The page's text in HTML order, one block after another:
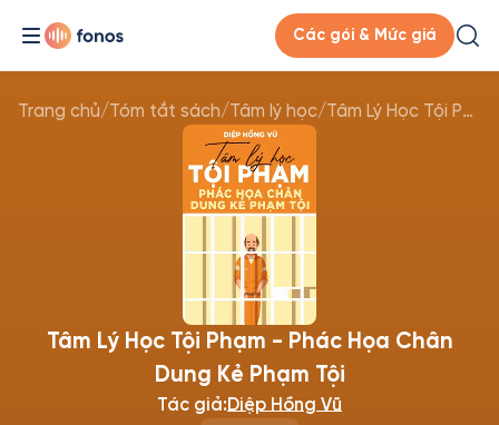
Các gói & Mức giá
Trang chủ/Tóm tắt sách/Tâm lý học/ Tâm Lý Học Tội Phạm - Phác Họa Chân Dung Kẻ Phạm Tội
Tâm Lý Học Tội Phạm - Phác Họa Chân
Dung Kẻ Phạm Tội
Tác giả:Diệp Hồng Vũ